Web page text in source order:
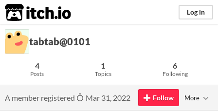
itch.io Log in
tabtab@0101
4
Posts
1
Topics
6
Following
A member registered Mar 31, 2022 Follow More